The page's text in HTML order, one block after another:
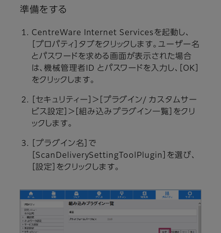
準備をする
CentreWare Internet Servicesを起動し、
［プロパティ］タブをクリックします。ユーザー名
とパスワードを求める画面が表示された場合
は、機械管理者ID とパスワードを入力し、［OK］
をクリックします。
［セキュリティー］＞［プラグイン/ カスタムサー
ビス設定］＞［組み込みプラグイン一覧］をクリ
ックします。
［プラグイン名］で
［ScanDeliverySettingToolPlugin］を選び、
［設定］をクリックします。